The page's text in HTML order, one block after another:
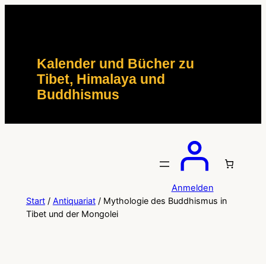
Kalender und Bücher zu
Tibet, Himalaya und
Buddhismus
Anmelden
Start/ Antiquariat/ Mythologie des Buddhismus in
Tibet und der Mongolei